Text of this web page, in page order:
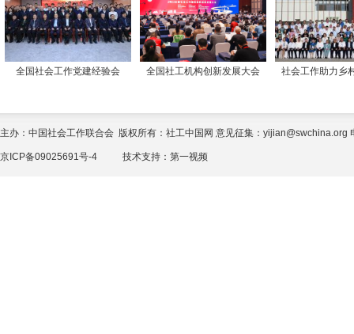
全国社会工作党建经验会 全国社工机构创新发展大会 社会工作助力乡
主办：中国社会工作联合会 版权所有：社工中国网 意见征集：yijian@swchina.org
京ICP备09025691号-4 技术支持： 第一视频